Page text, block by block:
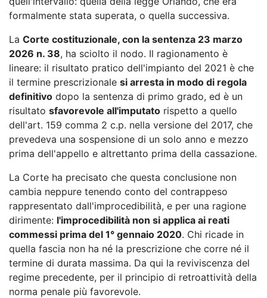
formalmente stata superata, o quella successiva.
La Corte costituzionale, con la sentenza 23 marzo
2026 n. 38, ha sciolto il nodo. Il ragionamento è
lineare: il risultato pratico dell'impianto del 2021 è che
il termine prescrizionale si arresta in modo di regola
definitivo dopo la sentenza di primo grado, ed è un
risultato sfavorevole all'imputato rispetto a quello
dell'art. 159 comma 2 c.p. nella versione del 2017, che
prevedeva una sospensione di un solo anno e mezzo
prima dell'appello e altrettanto prima della cassazione.
La Corte ha precisato che questa conclusione non
cambia neppure tenendo conto del contrappeso
rappresentato dall'improcedibilità, e per una ragione
dirimente: l'improcedibilità non si applica ai reati
commessi prima del 1° gennaio 2020. Chi ricade in
quella fascia non ha né la prescrizione che corre né il
termine di durata massima. Da qui la reviviscenza del
regime precedente, per il principio di retroattività della
norma penale più favorevole.